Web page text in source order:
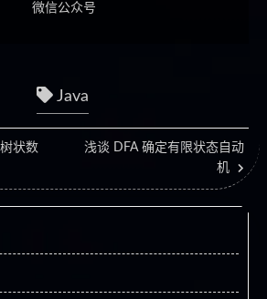
微信公众号
Java
状数
浅谈 DFA 确定有限状态自动
机